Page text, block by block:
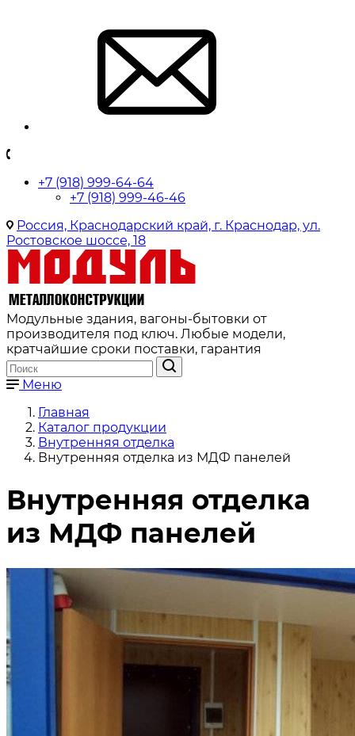
+7 (918) 999-64-64
+7 (918) 999-46-46
Россия, Краснодарский край, г. Краснодар, ул.
Ростовское шоссе, 18
Модульные здания, вагоны-бытовки от
производителя под ключ. Любые модели,
кратчайшие сроки поставки, гарантия
Меню
Главная
Каталог продукции
Внутренняя отделка
Внутренняя отделка из МДФ панелей
Внутренняя отделка
из МДФ панелей